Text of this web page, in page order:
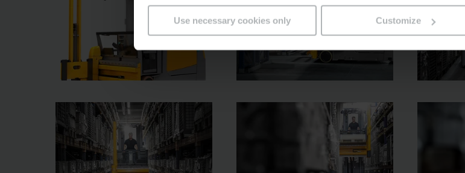
Use necessary cookies only Customize